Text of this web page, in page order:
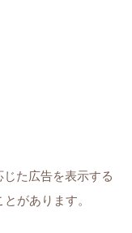
た広告を表示する
があります。